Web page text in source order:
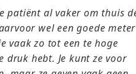
patiënt al vaker om thuis
wel een goede meter
vaak zo tot een te hoge
druk hebt. Je kunt ze voor